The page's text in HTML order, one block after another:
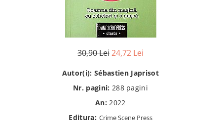
Manuale scolare/Cursuri
30,90 Lei24,72 Lei
Autor(i):Sébastien Japrisot
Nr. pagini: 288 pagini
An: 2022
Editura: Crime Scene Press